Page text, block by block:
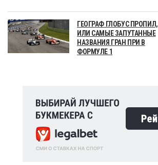
ГЕОГРАФ ГЛОБУС ПРОПИЛ,
ИЛИ САМЫЕ ЗАПУТАННЫЕ
НАЗВАНИЯ ГРАН ПРИ В
ФОРМУЛЕ 1